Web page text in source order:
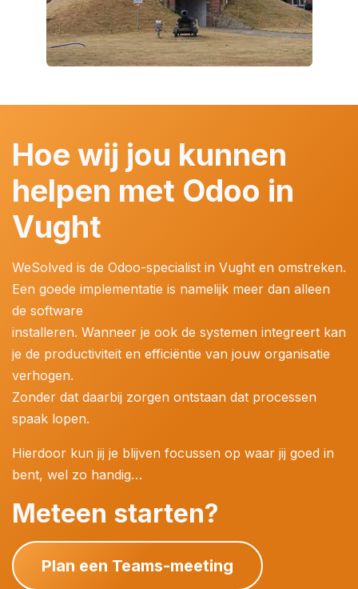
Hoe wij jou kunnen
helpen met Odoo in
Vught
WeSolved is de Odoo-specialist in Vught en omstreken.
Een goede implementatie is namelijk meer dan alleen
de software
installeren. Wanneer je ook de systemen integreert kan
je de productiviteit en efficiëntie van jouw organisatie
verhogen.
Zonder dat daarbij zorgen ontstaan dat processen
spaak lopen.
Hierdoor kun jij je blijven focussen op waar jij goed in
bent, wel zo handig…
Meteen starten?
Plan een Teams-meeting